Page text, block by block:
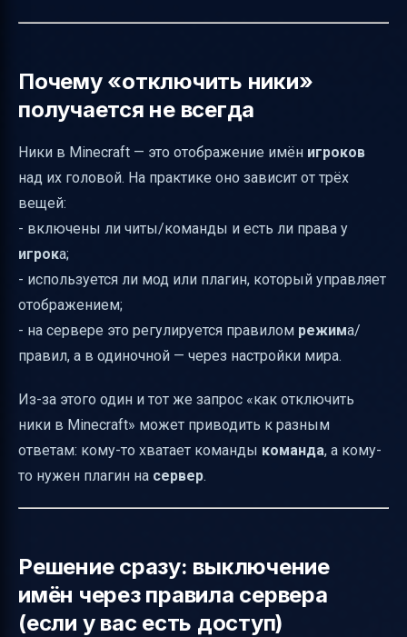
Почему «отключить ники»
получается не всегда
Ники в Minecraft — это отображение имён игроков
над их головой. На практике оно зависит от трёх
вещей:
- включены ли читы/команды и есть ли права у
игрока;
- используется ли мод или плагин, который управляет
отображением;
- на сервере это регулируется правилом режима/
правил, а в одиночной — через настройки мира.
Из-за этого один и тот же запрос «как отключить
ники в Minecraft» может приводить к разным
ответам: кому-то хватает команды команда, а кому-
то нужен плагин на сервер.
Решение сразу: выключение
имён через правила сервера
(если у вас есть доступ)